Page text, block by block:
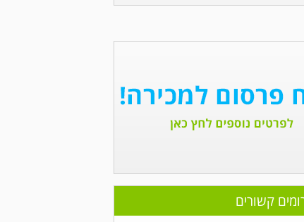
קשורים